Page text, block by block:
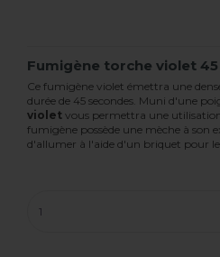
Fumigène torche violet
Ce fumigène violet émettra une
durée de 45 secondes. Muni d'une
violet vous permettra une
fumigène possède une mèche à son
d'allumer à l'aide d'un briquet pour le